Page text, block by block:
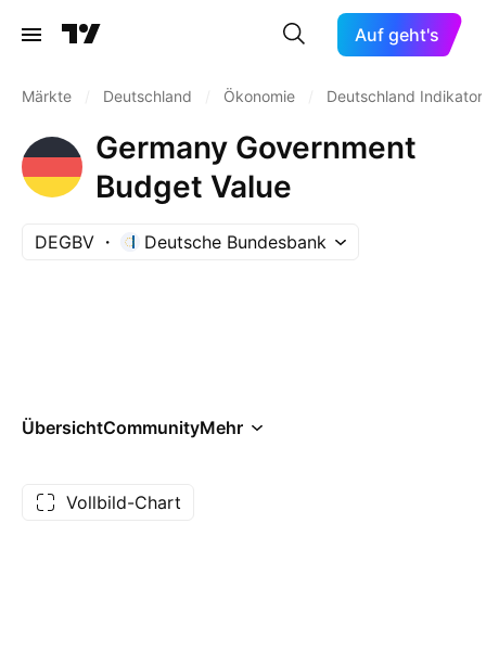
Auf geht's
Märkte Deutschland Ökonomie Deutschland
Germany Government
Budget Value
DEGBV Deutsche Bundesbank
ÜbersichtCommunityMehr
Vollbild-Chart